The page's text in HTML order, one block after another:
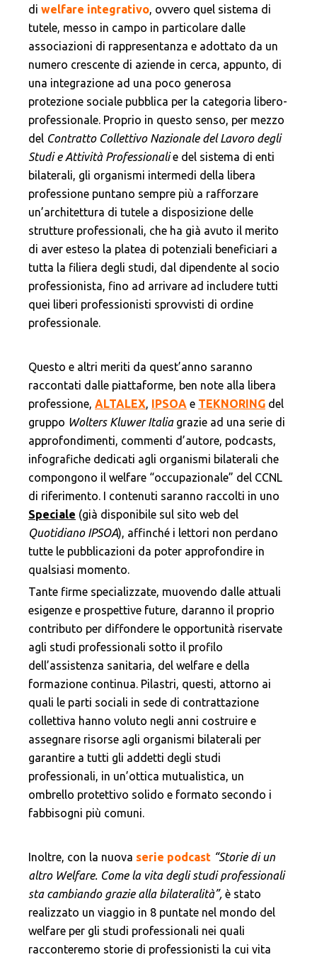
di welfare integrativo, ovvero quel sistema di
tutele, messo in campo in particolare dalle
associazioni di rappresentanza e adottato da un
numero crescente di aziende in cerca, appunto, di
una integrazione ad una poco generosa
protezione sociale pubblica per la categoria libero-
professionale. Proprio in questo senso, per mezzo
del Contratto Collettivo Nazionale del Lavoro degli
Studi e Attività Professionalie del sistema di enti
bilaterali, gli organismi intermedi della libera
professione puntano sempre più a rafforzare
un’architettura di tutele a disposizione delle
strutture professionali, che ha già avuto il merito
di aver esteso la platea di potenziali beneficiari a
tutta la filiera degli studi, dal dipendente al socio
professionista, fino ad arrivare ad includere tutti
quei liberi professionisti sprovvisti di ordine
professionale.
Questo e altri meriti da quest’anno saranno
raccontati dalle piattaforme, ben note alla libera
professione, ALTALEX, IPSOA e TEKNORING del
gruppo Wolters Kluwer Italiagrazie ad una serie di
approfondimenti, commenti d’autore, podcasts,
infografiche dedicati agli organismi bilaterali che
compongono il welfare “occupazionale” del CCNL
di riferimento. I contenuti saranno raccolti in uno
Speciale (già disponibile sul sito web del
Quotidiano IPSOA), affinché i lettori non perdano
tutte le pubblicazioni da poter approfondire in
qualsiasi momento.
Tante firme specializzate, muovendo dalle attuali
esigenze e prospettive future, daranno il proprio
contributo per diffondere le opportunità riservate
agli studi professionali sotto il profilo
dell’assistenza sanitaria, del welfare e della
formazione continua. Pilastri, questi, attorno ai
quali le parti sociali in sede di contrattazione
collettiva hanno voluto negli anni costruire e
assegnare risorse agli organismi bilaterali per
garantire a tutti gli addetti degli studi
professionali, in un’ottica mutualistica, un
ombrello protettivo solido e formato secondo i
fabbisogni più comuni.
Inoltre, con la nuova serie podcast “Storie di un
altro Welfare. Come la vita degli studi professionali
sta cambiando grazie alla bilateralità”, è stato
realizzato un viaggio in 8 puntate nel mondo del
welfare per gli studi professionali nei quali
racconteremo storie di professionisti la cui vita